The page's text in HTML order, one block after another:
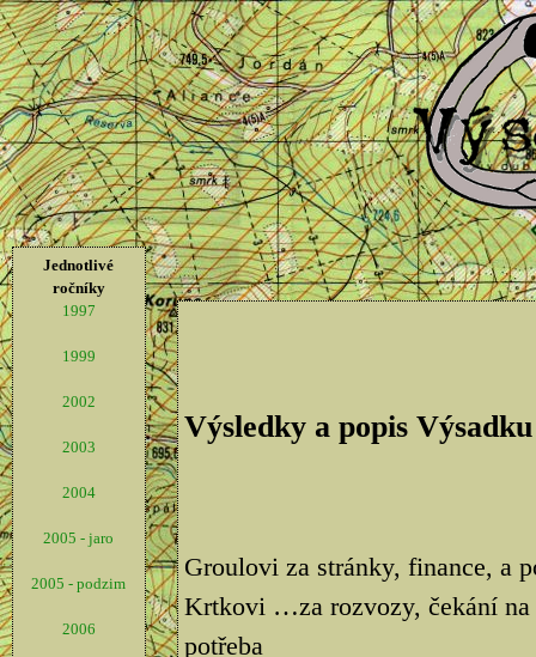
Jednotlivé
ročníky
1997
1999
2002
2003
2004
2005 - jaro
2005 - podzim
2006
Výsledky a popis Výsadku
Groulovi za stránky, finance, a
Krtkovi …za rozvozy, čekání na
potřeba